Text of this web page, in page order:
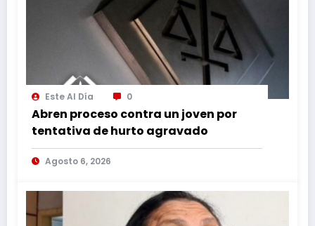
Este Al Día 0
Abren proceso contra un joven por
tentativa de hurto agravado
Agosto 6, 2026